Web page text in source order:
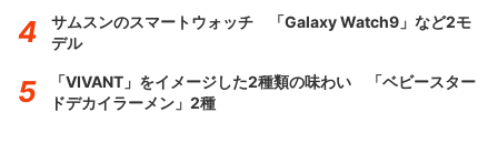
サムスンのスマートウォッチ 「Galaxy Watch9」など2モ
デル
「VIVANT」をイメージした2種類の味わい 「ベビースター
ドデカイラーメン」2種